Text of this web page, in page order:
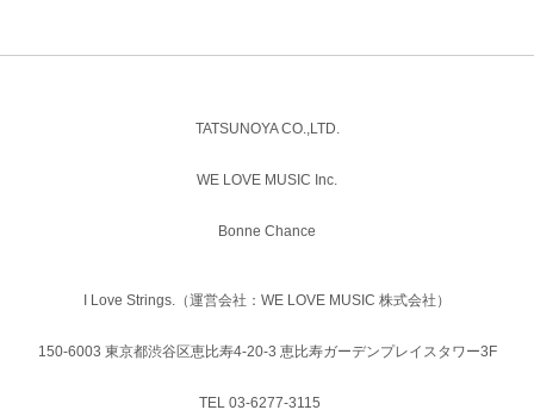
TATSUNOYA CO.,LTD.
WE LOVE MUSIC Inc.
Bonne Chance
I Love Strings.（運営会社：WE LOVE MUSIC 株式会社）
150-6003 東京都渋谷区恵比寿4-20-3 恵比寿ガーデンプレイスタワー3F
TEL 03-6277-3115